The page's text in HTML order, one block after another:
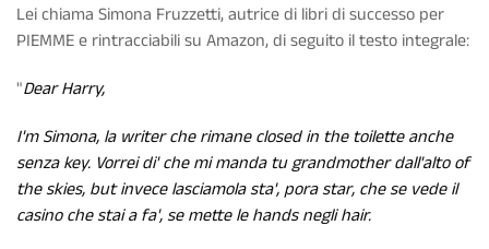
Lei chiama Simona Fruzzetti, autrice di libri di successo per
PIEMME e rintracciabili su Amazon, di seguito il testo integrale:
"Dear Harry,
I'm Simona, la writer che rimane closed in the toilette anche
senza key. Vorrei di' che mi manda tu grandmother dall'alto of
the skies, but invece lasciamola sta', pora star, che se vede il
casino che stai a fa', se mette le hands negli hair.